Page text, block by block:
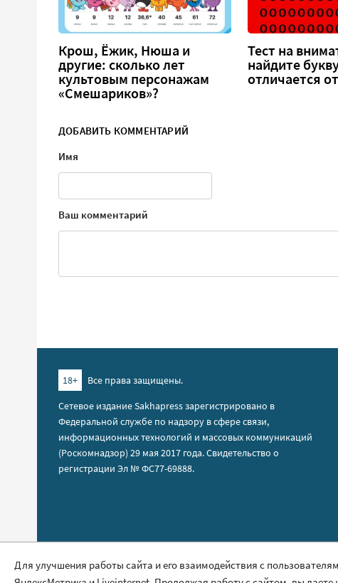
Крош, Ёжик, Нюша и
другие: сколько лет
культовым персонажам
«Смешариков»?
Тест на
найдите
отличается
ДОБАВИТЬ КОММЕНТАРИЙ
Имя
Ваш комментарий
18+
Все права защищены.
Сетевое издание Sakhapress зарегистрировано в
Федеральной службе по надзору в сфере связи,
информационных технологий и массовых коммуникаций
(Роскомнадзор) 29 мая 2017 года. Свидетельство о
регистрации Эл № ФС77-69888.
Правила сайта
Для улучшения работы сайта и его взаимодействия с